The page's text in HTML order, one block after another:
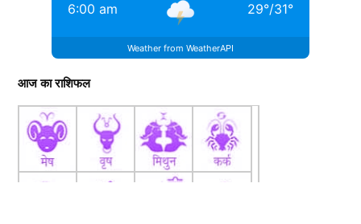
6:00 am 29°/31°
Weather from WeatherAPI
आज का राशिफल